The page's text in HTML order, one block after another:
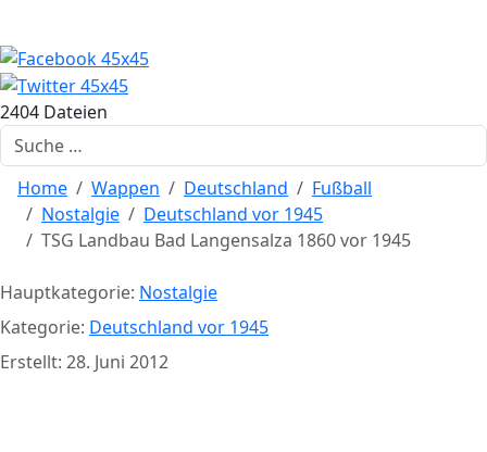
2404 Dateien
Suchen
Home Wappen Deutschland
Fußball
Nostalgie
Deutschland vor 1945
TSG Landbau Bad Langensalza 1860 vor 1945
Hauptkategorie: Nostalgie
Kategorie: Deutschland vor 1945
Erstellt: 28. Juni 2012